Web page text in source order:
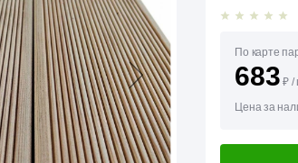
По карте
683 ₽ /
Цена за